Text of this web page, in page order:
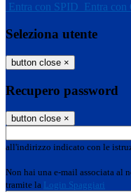
Entra con SPID Entra con
Seleziona utente
button close ×
Recupero password
button close ×
all'indirizzo indicato con le
Non hai una e-mail associata al
tramite la Login Spaggiari